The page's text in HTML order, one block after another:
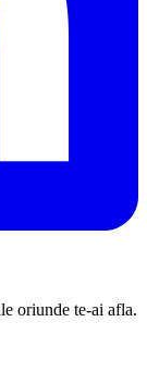
oriunde te-ai afla.